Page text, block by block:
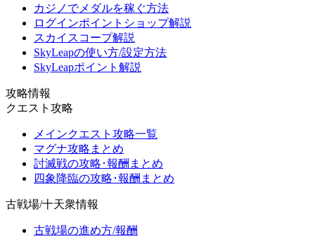
カジノでメダルを稼ぐ方法
ログインポイントショップ解説
スカイスコープ解説
SkyLeapの使い方/設定方法
SkyLeapポイント解説
攻略情報
クエスト攻略
メインクエスト攻略一覧
マグナ攻略まとめ
討滅戦の攻略･報酬まとめ
四象降臨の攻略･報酬まとめ
古戦場/十天衆情報
古戦場の進め方/報酬